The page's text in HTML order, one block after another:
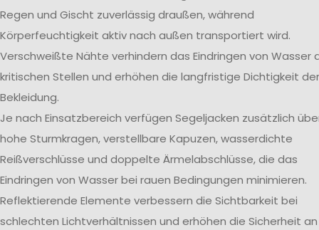
Regen und Gischt zuverlässig draußen, während
Körperfeuchtigkeit aktiv nach außen transportiert wird.
Verschweißte Nähte verhindern das Eindringen von Wasser
kritischen Stellen und erhöhen die langfristige Dichtigkeit der
Bekleidung.
Je nach Einsatzbereich verfügen Segeljacken zusätzlich
hohe Sturmkragen, verstellbare Kapuzen, wasserdichte
Reißverschlüsse und doppelte Ärmelabschlüsse, die das
Eindringen von Wasser bei rauen Bedingungen minimieren.
Reflektierende Elemente verbessern die Sichtbarkeit bei
schlechten Lichtverhältnissen und erhöhen die Sicherheit an